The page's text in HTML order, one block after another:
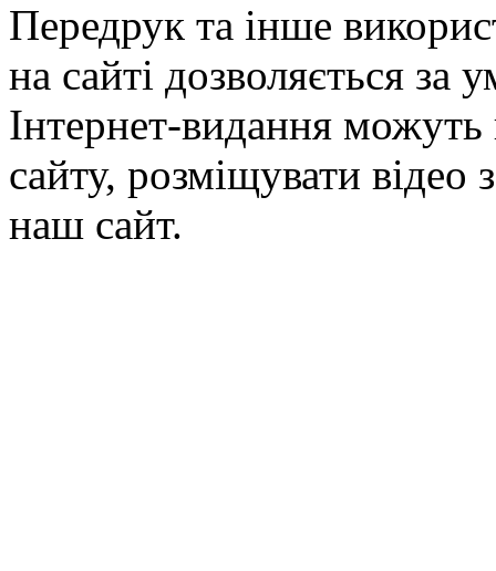
Передрук та інше
на сайті дозволяється
Інтернет-видання можуть
сайту, розміщувати відео
наш сайт.